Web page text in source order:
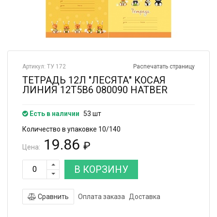
Распечатать страницу
Артикул: ТУ 172
ТЕТРАДЬ 12Л "ЛЕСЯТА" КОСАЯ
ЛИНИЯ 12Т5В6 080090 HATBER
Есть в наличии
53 шт
Количество в упаковке 10/140
Цена: 19.86 ₽
В КОРЗИНУ
Сравнить Оплата заказа Доставка